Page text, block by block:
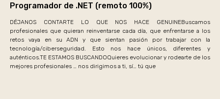
Programador de .NET (remoto 100%)
DÉJANOS CONTARTE LO QUE NOS HACE GENUINEBuscamos
profesionales que quieran reinventarse cada día, que enfrentarse a los
retos vaya en su ADN y que sientan pasión por trabajar con la
tecnología/ciberseguridad. Esto nos hace únicos, diferentes y
auténticos.TE ESTAMOS BUSCANDOQuieres evolucionar y rodearte de los
mejores profesionales … nos dirigimos a ti, sí… tú que